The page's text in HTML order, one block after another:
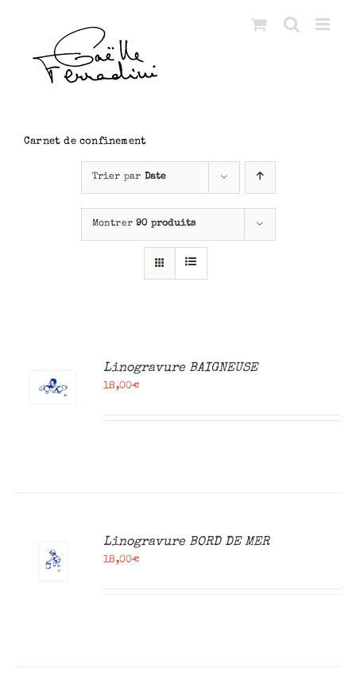
Carnet de confinement
Trier par Date
Montrer90 produits
Linogravure BAIGNEUSE
18,00€
Linogravure BORD DE MER
18,00€